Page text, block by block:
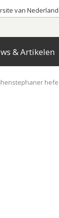
van Nederland
& Artikelen